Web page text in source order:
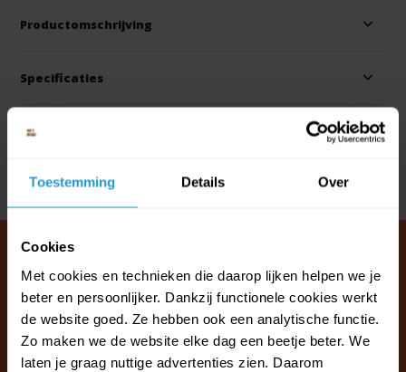
Toestemming Details Over
Cookies
Met cookies en technieken die daarop lijken helpen we je
beter en persoonlijker. Dankzij functionele cookies werkt
de website goed. Ze hebben ook een analytische functie.
Zo maken we de website elke dag een beetje beter. We
laten je graag nuttige advertenties zien. Daarom
Productomschrijving
Specificaties
Reviews
Delen
Klantenservice & FAQ
Wij staan voor u klaar.